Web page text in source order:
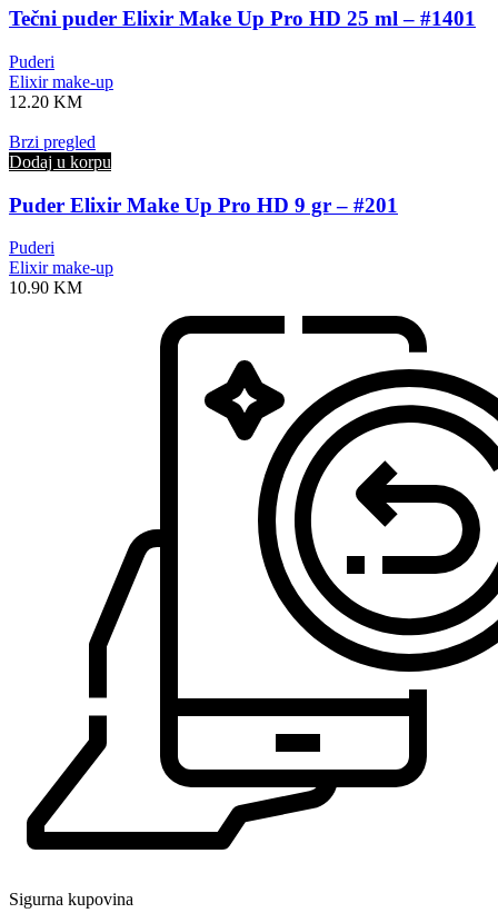
Tečni puder Elixir Make Up Pro HD 25 ml – #1401
Puderi
Elixir make-up
12.20 KM
Brzi pregled
Dodaj u korpu
Puder Elixir Make Up Pro HD 9 gr – #201
Puderi
Elixir make-up
10.90 KM
Sigurna kupovina